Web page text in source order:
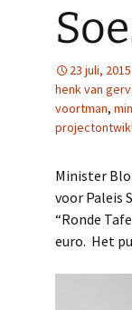
23 juli, 2015
henk van
voortman,
Minister
voor Paleis
“Ronde
euro. Het